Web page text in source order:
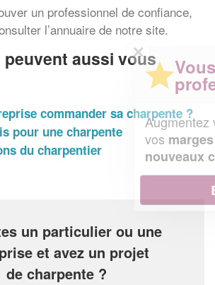
un professionnel de confiance,
l’annuaire de notre site.
aussi vous
commander sa charpente ?
pour une charpente
du charpentier
un particulier ou une
et avez un projet
de charpente ?
Vous êtes un
votrechiffre d'affaireset
margestout en gagnant de
clients!